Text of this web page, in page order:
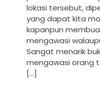
lokasi tersebut,
yang dapat kita
kapanpun
mengawasi
Sangat menarik
mengawasi orang
[…]